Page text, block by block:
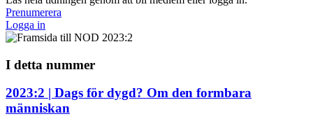
Prenumerera
Logga in
I detta nummer
2023:2 | Dags för dygd? Om den formbara
människan